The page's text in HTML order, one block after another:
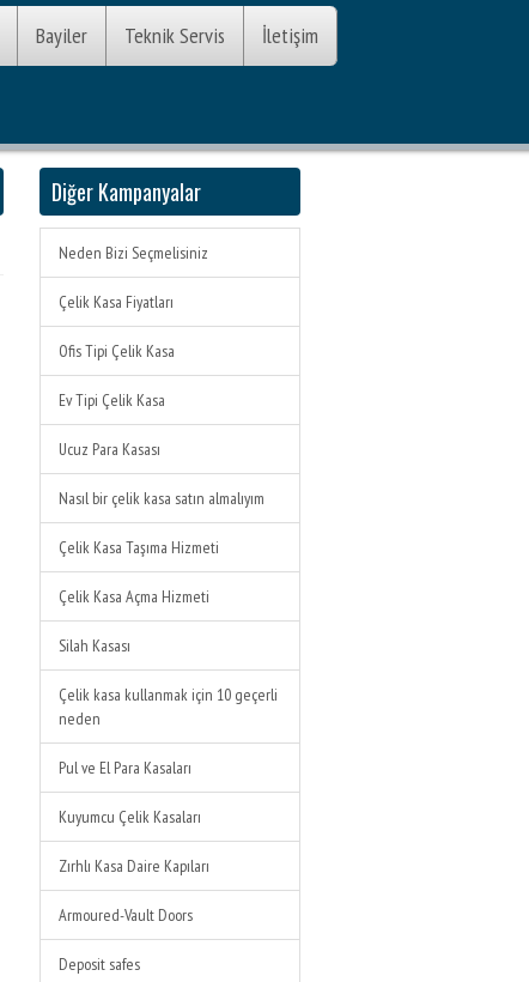
Bayiler Teknik Servis İletişim
Diğer Kampanyalar
Neden Bizi Seçmelisiniz
Çelik Kasa Fiyatları
Ofis Tipi Çelik Kasa
Ev Tipi Çelik Kasa
Ucuz Para Kasası
Nasıl bir çelik kasa satın almalıyım
Çelik Kasa Taşıma Hizmeti
Çelik Kasa Açma Hizmeti
Silah Kasası
Çelik kasa kullanmak için 10 geçerli
neden
Pul ve El Para Kasaları
Kuyumcu Çelik Kasaları
Zırhlı Kasa Daire Kapıları
Armoured-Vault Doors
Deposit safes